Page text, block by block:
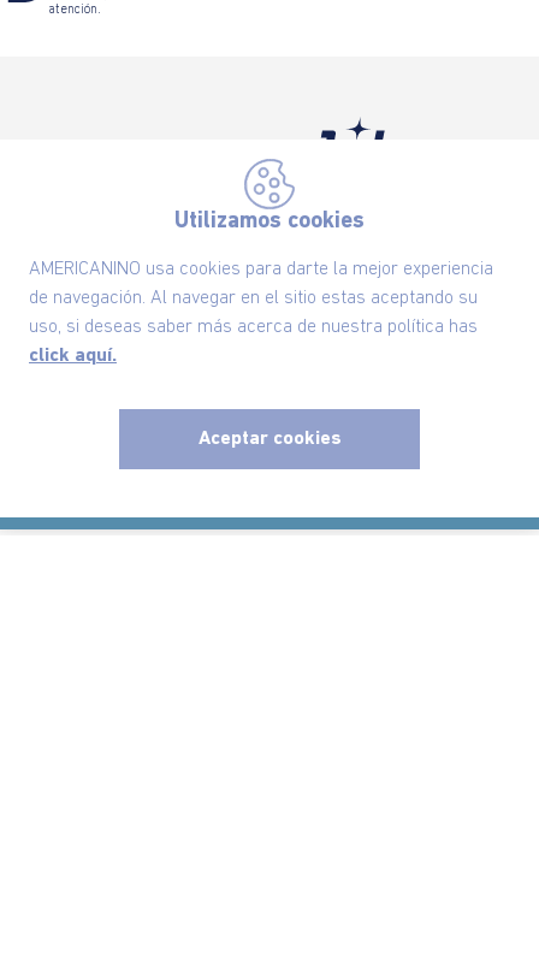
Utilizamos cookies
AMERICANINO usa cookies para darte la mejor experiencia
de navegación. Al navegar en el sitio estas aceptando su
uso, si deseas saber más acerca de nuestra política has
click aquí.
Aceptar cookies
atención.
Suscríbete ahora nuestro Newsletter y recibe
las ofertas exclusivas y lo último en moda
SUSCRÍBETE AHORA
Políticas